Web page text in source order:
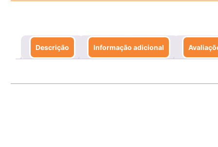
Descrição Informação adicional